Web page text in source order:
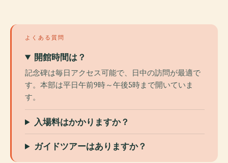
よくある質問
開館時間は？
記念碑は毎日アクセス可能で、日中の訪問が最適で
す。本部は平日午前9時～午後5時まで開いていま
す。
入場料はかかりますか？
ガイドツアーはありますか？